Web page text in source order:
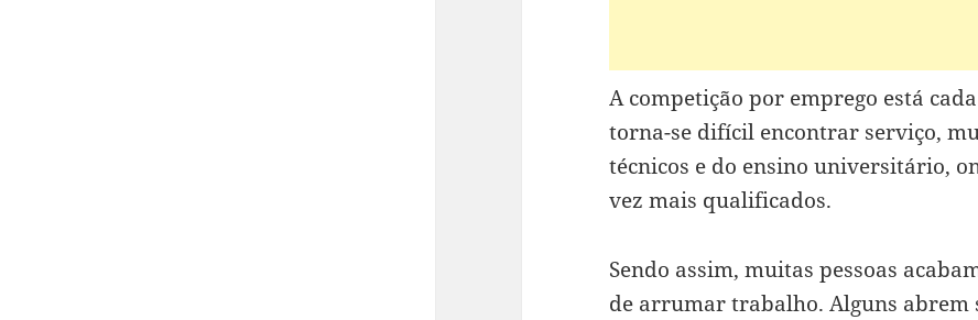
A competição por emprego está
torna-se difícil encontrar serviço,
técnicos e do ensino universitário,
vez mais qualificados.
Sendo assim, muitas pessoas
de arrumar trabalho. Alguns abrem